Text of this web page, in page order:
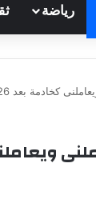
رياضة
بعد 26 سنة زواج”